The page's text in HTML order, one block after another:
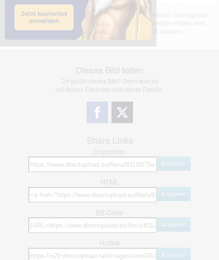
Das dargestellte Bild wurde von einem Nutzer hochgeladen. Directupload
übernimmt keinerlei Haftung für den Inhalt des dargestellten Bildes, wird
jedoch bei Verstößen nach §2(3) unserer AGB handeln.
Dieses Bild teilen
Dir gefällt dieses Bild? Dann teile es
mit deinen Freunden und deiner Familie.
Share Links
Empfohlen
kopieren
HTML
kopieren
BB Code
kopieren
Hotlink
kopieren